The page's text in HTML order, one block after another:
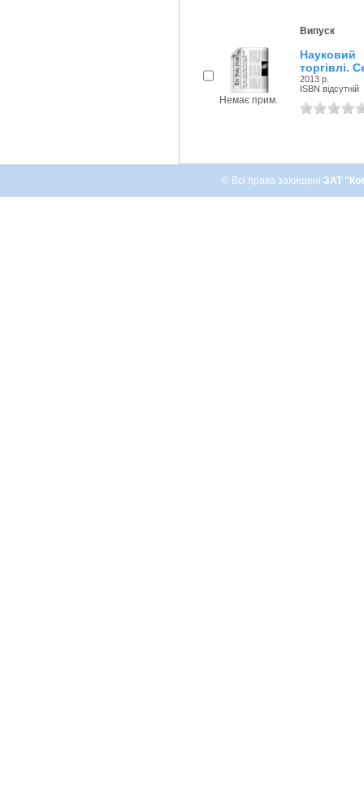
Немає прим.
Випуск
Науковий
торгівлі.
2013 р.
ISBN відсутній
© Всі права захищені ЗАТ